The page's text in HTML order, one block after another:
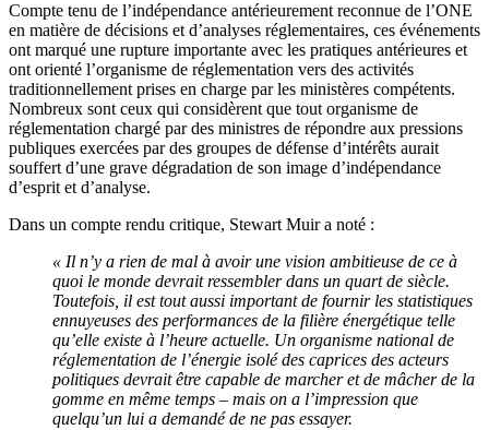
Compte tenu de l’indépendance antérieurement reconnue de l’ONE
en matière de décisions et d’analyses réglementaires, ces événements
ont marqué une rupture importante avec les pratiques antérieures et
ont orienté l’organisme de réglementation vers des activités
traditionnellement prises en charge par les ministères compétents.
Nombreux sont ceux qui considèrent que tout organisme de
réglementation chargé par des ministres de répondre aux pressions
publiques exercées par des groupes de défense d’intérêts aurait
souffert d’une grave dégradation de son image d’indépendance
d’esprit et d’analyse.
Dans un compte rendu critique, Stewart Muir a noté :
« Il n’y a rien de mal à avoir une vision ambitieuse de ce à
quoi le monde devrait ressembler dans un quart de siècle.
Toutefois, il est tout aussi important de fournir les statistiques
ennuyeuses des performances de la filière énergétique telle
qu’elle existe à l’heure actuelle. Un organisme national de
réglementation de l’énergie isolé des caprices des acteurs
politiques devrait être capable de marcher et de mâcher de la
gomme en même temps – mais on a l’impression que
quelqu’un lui a demandé de ne pas essayer.